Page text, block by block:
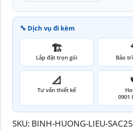
🔧 Dịch vụ đi kèm
🏗️
Lắp đặt trọn gói Bảo
📐
Tư vấn thiết kế
0901
SKU: BINH-HUONG-LIEU-